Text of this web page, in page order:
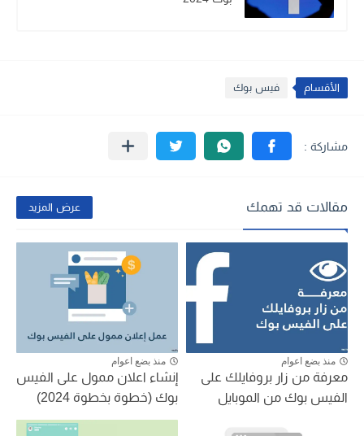
الأقسام فيس بوك
مقالات قد تهمك عرض المزيد
منذ بضع اعوام
معرفة من زار بروفايلك على
الفيس بوك من الموبايل
منذ بضع اعوام
إنشاء اعلان ممول على الفيس
بوك (خطوة بخطوة 2024)